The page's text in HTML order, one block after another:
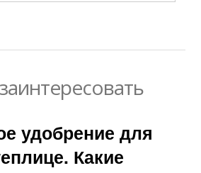
удобрение для
Какие